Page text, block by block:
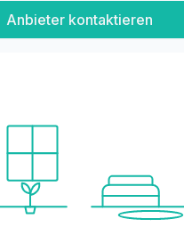
Anbieter kontaktieren